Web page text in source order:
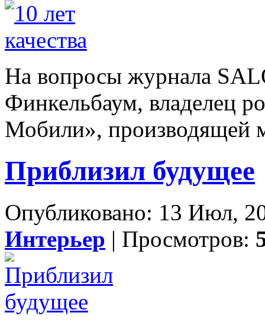
Нa вопросы журнала
Финкельбаум, владелец
Мобили», производящей
Приблизил будущее
Опубликовано: 13 Июл,
Интерьер | Просмотров: